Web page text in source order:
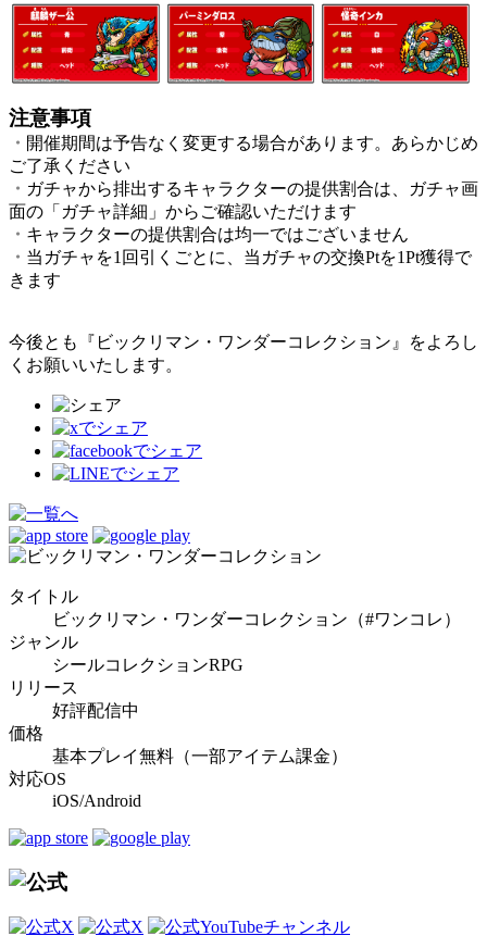
注意事項
・ 開催期間は予告なく変更する場合があります。あらかじめ
ご了承ください
・ ガチャから排出するキャラクターの提供割合は、ガチャ画
面の「ガチャ詳細」からご確認いただけます
・ キャラクターの提供割合は均一ではございません
・ 当ガチャを1回引くごとに、当ガチャの交換Ptを1Pt獲得で
きます
今後とも『ビックリマン・ワンダーコレクション』をよろし
くお願いいたします。
タイトル
ビックリマン・ワンダーコレクション（#ワンコレ）
ジャンル
シールコレクションRPG
リリース
好評配信中
価格
基本プレイ無料（一部アイテム課金）
対応OS
iOS/Android